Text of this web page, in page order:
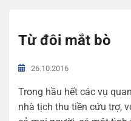
Từ đôi mắt bò
26.10.2016
Trong hầu hết các vụ
nhà tịch thu tiền cứu trợ,